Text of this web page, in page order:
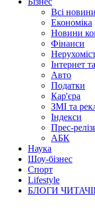
Всі
Економіка
Новини
Фінанси
Інтернет
Авто
Податки
Кар'єра
ЗМІ та
Індекси
Прес-
АБК
Наука
Шоу-бізнес
Спорт
Lifestyle
БЛОГИ